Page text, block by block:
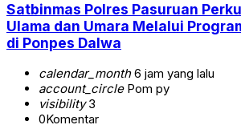
Satbinmas Polres Pasuruan
Ulama dan Umara Melalui
di Ponpes Dalwa
calendar_month6 jam yang lalu
account_circlePom py
visibility3
0Komentar